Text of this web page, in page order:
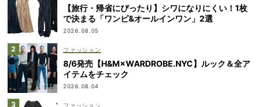
【旅行・帰省にぴったり】シワになりにくい！1枚
で決まる「ワンピ&オールインワン」2選
2026.08.05
ファッション
8/6発売【H&M×WARDROBE.NYC】ルック＆全ア
イテムをチェック
2026.08.04
ファッション